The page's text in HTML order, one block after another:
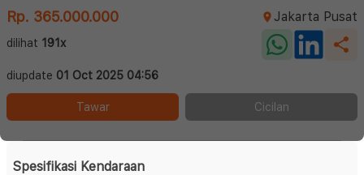
Rp. 365.000.000
Jakarta Pusat
dilihat 191x
diupdate 01 Oct 2025 04:56
Tawar Cicilan
Spesifikasi Kendaraan